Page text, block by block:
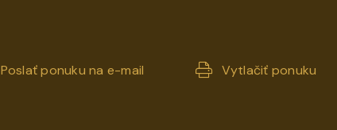
Poslať ponuku na e-mail Vytlačiť ponuku